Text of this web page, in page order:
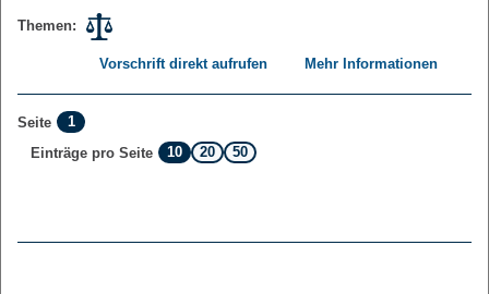
Themen:
Vorschrift direkt aufrufen Mehr Informationen
Seite
1
Einträge pro Seite
10 20 50